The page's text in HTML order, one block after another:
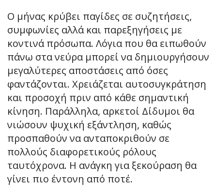
Ο μήνας κρύβει παγίδες σε συζητήσεις,
συμφωνίες αλλά και παρεξηγήσεις με
κοντινά πρόσωπα. Λόγια που θα ειπωθούν
πάνω στα νεύρα μπορεί να δημιουργήσουν
μεγαλύτερες αποστάσεις από όσες
φαντάζονται. Χρειάζεται αυτοσυγκράτηση
και προσοχή πριν από κάθε σημαντική
κίνηση. Παράλληλα, αρκετοί Δίδυμοι θα
νιώσουν ψυχική εξάντληση, καθώς
προσπαθούν να ανταποκριθούν σε
πολλούς διαφορετικούς ρόλους
ταυτόχρονα. Η ανάγκη για ξεκούραση θα
γίνει πιο έντονη από ποτέ.